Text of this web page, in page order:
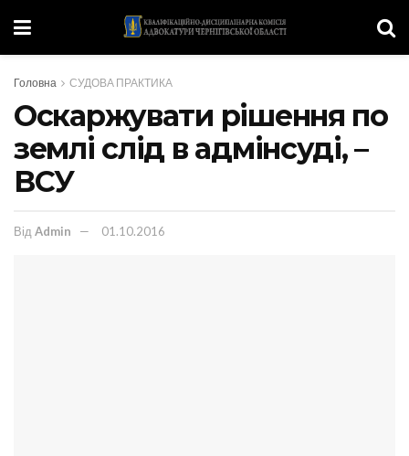
Головна СУДОВА ПРАКТИКА
Оскаржувати рішення по
землі слід в адмінсуді, –
ВСУ
Від Admin 01.10.2016